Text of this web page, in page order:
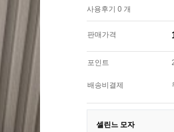
사용후기 0 개
판매가격
포인트
배송비결제
셀린느 모자